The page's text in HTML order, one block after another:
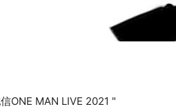
ONE MAN LIVE 2021 "